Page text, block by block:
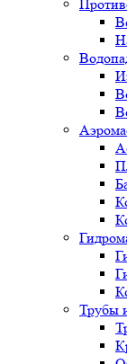
Трубы